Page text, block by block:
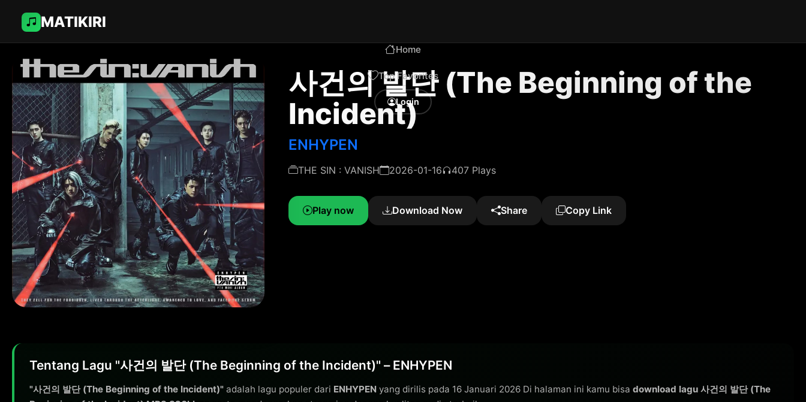
MATIKIRI
Home
Top Favorites
Login
사건의 발단 (The Beginning of the
Incident)
ENHYPEN
THE SIN : VANISH 2026-01-16 407 Plays
Play now Download Now Share Copy Link
Tentang Lagu "사건의 발단 (The Beginning of the Incident)" – ENHYPEN
"사건의 발단 (The Beginning of the Incident)" adalah lagu populer dari ENHYPEN yang dirilis pada 16 Januari 2026 Di halaman ini kamu bisa download lagu 사건의 발단 (The